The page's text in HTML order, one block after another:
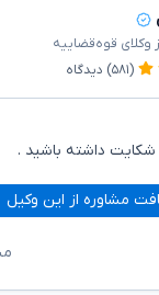
وکلای قوه‌قضاییه
(۵۸۱) دیدگاه
شکایت داشته باشید .
مشاوره از این وکیل